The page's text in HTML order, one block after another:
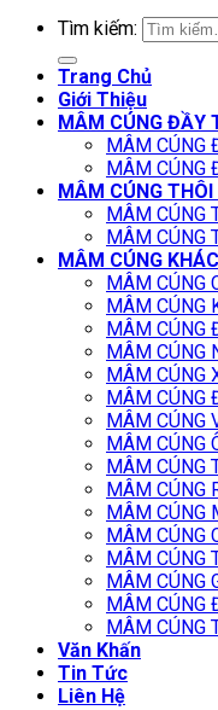
Tìm kiếm:
Trang Chủ
Giới Thiệu
MÂM CÚNG ĐẦY
MÂM CÚNG
MÂM CÚNG
MÂM CÚNG THÔI
MÂM CÚNG
MÂM CÚNG
MÂM CÚNG KHÁC
MÂM CÚNG
MÂM CÚNG
MÂM CÚNG
MÂM CÚNG
MÂM CÚNG
MÂM CÚNG
MÂM CÚNG
MÂM CÚNG
MÂM CÚNG
MÂM CÚNG
MÂM CÚNG
MÂM CÚNG
MÂM CÚNG
MÂM CÚNG
MÂM CÚNG
MÂM CÚNG
Văn Khấn
Tin Tức
Liên Hệ